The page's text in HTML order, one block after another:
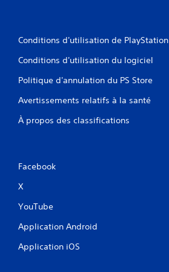
Conditions d'utilisation de PlayStation
Conditions d'utilisation du logiciel
Politique d'annulation du PS Store
Avertissements relatifs à la santé
À propos des classifications
Facebook
X
YouTube
Application Android
Application iOS